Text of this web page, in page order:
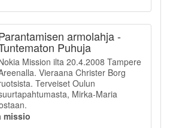
armolahja -
Puhuja
Mission ilta 20.4.2008 Tampere
Vieraana Christer Borg
Terveiset Oulun
Mirka-Maria
missio